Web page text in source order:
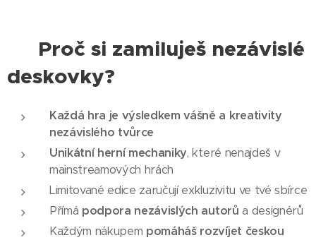
🏆 Proč si zamiluješ nezávislé
deskovky?
Každá hra je výsledkem vášně a kreativity
nezávislého tvůrce
Unikátní herní mechaniky, které nenajdeš v
mainstreamových hrách
Limitované edice zaručují exkluzivitu ve tvé sbírce
Přímá podpora nezávislých autorůa designérů
Každým nákupem pomáháš rozvíjet českou